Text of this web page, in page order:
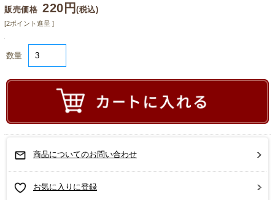
販売価格 220円(税込)
[2ポイント進呈 ]
数量
商品についてのお問い合わせ
お気に入りに登録